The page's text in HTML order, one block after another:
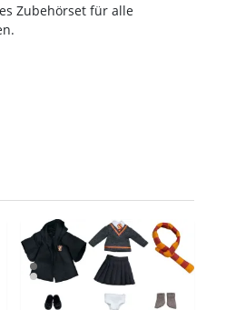
Zubehörset für alle